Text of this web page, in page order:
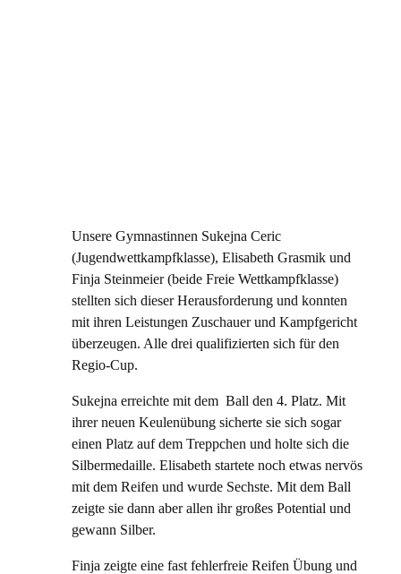
Unsere Gymnastinnen Sukejna Ceric
(Jugendwettkampfklasse), Elisabeth Grasmik und
Finja Steinmeier (beide Freie Wettkampfklasse)
stellten sich dieser Herausforderung und konnten
mit ihren Leistungen Zuschauer und Kampfgericht
überzeugen. Alle drei qualifizierten sich für den
Regio-Cup.
Sukejna erreichte mit dem Ball den 4. Platz. Mit
ihrer neuen Keulenübung sicherte sie sich sogar
einen Platz auf dem Treppchen und holte sich die
Silbermedaille. Elisabeth startete noch etwas nervös
mit dem Reifen und wurde Sechste. Mit dem Ball
zeigte sie dann aber allen ihr großes Potential und
gewann Silber.
Finja zeigte eine fast fehlerfreie Reifen Übung und